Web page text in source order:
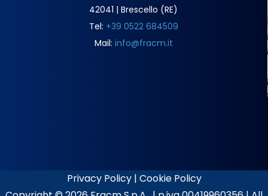
42041 | Brescello (RE)
Tel: +39 0522 684509
Mail: info@fracm.it
Privacy Policy| Cookie Policy